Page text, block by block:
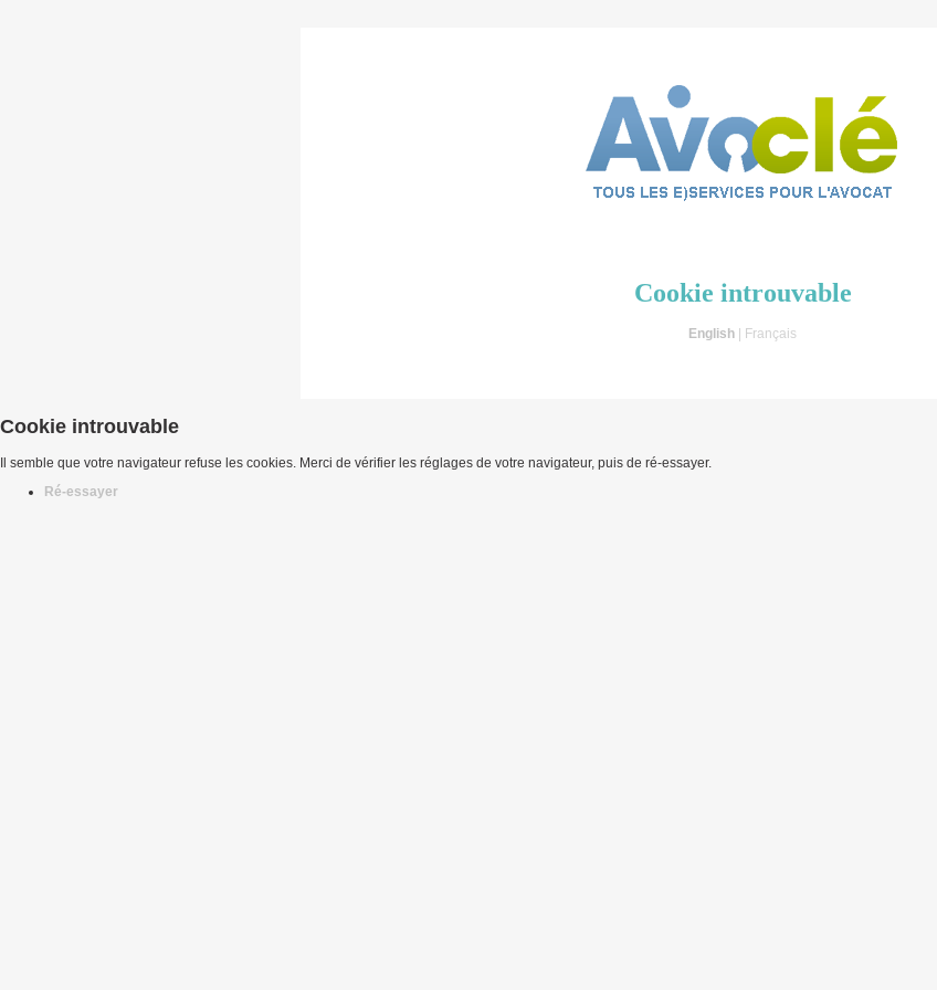
Cookie introuvable
English | Français
Cookie introuvable
Il semble que votre navigateur refuse les cookies. Merci de vérifier les réglages de votre navigateur, puis de ré-essayer.
Ré-essayer